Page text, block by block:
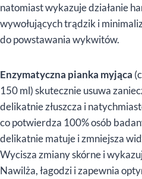
natomiast wykazuje działanie
wywołujących trądzik i
do powstawania wykwitów.
Enzymatyczna pianka myjąca
150 ml) skutecznie usuwa
delikatnie złuszcza i
co potwierdza 100% osób
delikatnie matuje i zmniejsza
Wycisza zmiany skórne i
Nawilża, łagodzi i zapewnia